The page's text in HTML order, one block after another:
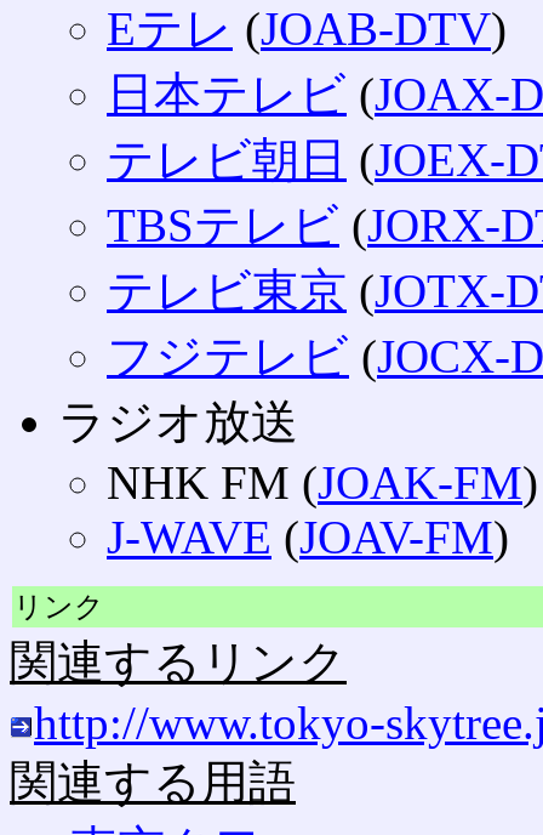
Eテレ (JOAB-DTV)
日本テレビ (JOAX-
テレビ朝日 (JOEX-
TBSテレビ (JORX-
テレビ東京 (JOTX-
フジテレビ (JOCX-
ラジオ放送
NHK FM (JOAK-FM)
J-WAVE (JOAV-FM)
リンク
関連するリンク
http://www.tokyo-
関連する用語